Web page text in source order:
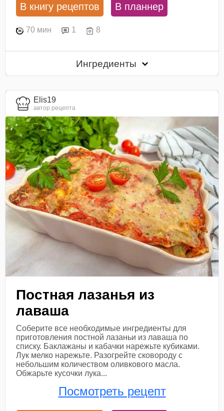
В книгу рецептов В планнер
70 мин 1 8
Ингредиенты
Elis19
автор рецепта
Постная лазанья из
лаваша
Соберите все необходимые ингредиенты для
приготовления постной лазаньи из лаваша по
списку. Баклажаны и кабачки нарежьте кубиками.
Лук мелко нарежьте. Разогрейте сковороду с
небольшим количеством оливкового масла.
Обжарьте кусочки лука...
Посмотреть рецепт